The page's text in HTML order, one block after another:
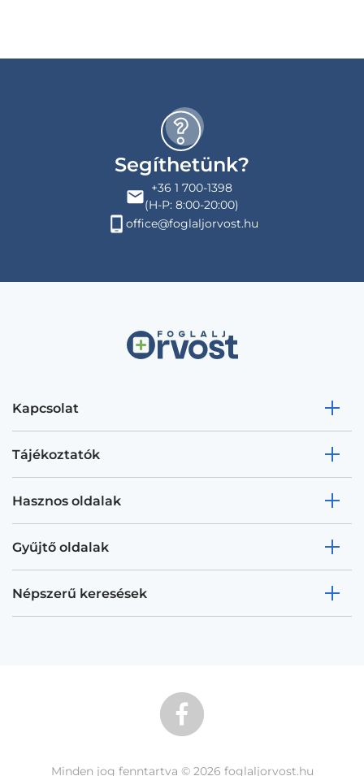
Segíthetünk?
+36 1 700-1398
(H-P: 8:00-20:00)
office@foglaljorvost.hu
Kapcsolat
Tájékoztatók
Hasznos oldalak
Gyűjtő oldalak
Népszerű keresések
Minden jog fenntartva © 2026 foglaljorvost.hu